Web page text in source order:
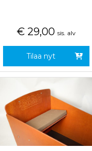
€ 29,00 sis. alv
Tilaa nyt